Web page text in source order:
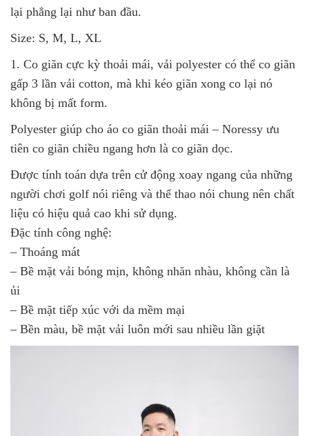
lại phẳng lại như ban đầu.
Size: S, M, L, XL
1. Co giãn cực kỳ thoải mái, vải polyester có thể co giãn
gấp 3 lần vải cotton, mà khi kéo giãn xong co lại nó
không bị mất form.
Polyester giúp cho áo co giãn thoải mái – Noressy ưu
tiên co giãn chiều ngang hơn là co giãn dọc.
Được tính toán dựa trên cử động xoay ngang của những
người chơi golf nói riêng và thể thao nói chung nên chất
liệu có hiệu quả cao khi sử dụng.
Đặc tính công nghệ:
– Thoáng mát
– Bề mặt vải bóng mịn, không nhăn nhàu, không cần là
ủi
– Bề mặt tiếp xúc với da mềm mại
– Bền màu, bề mặt vải luôn mới sau nhiều lần giặt